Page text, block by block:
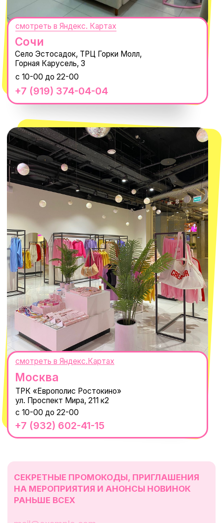
ИП Проворный Алексей Алексеевич
ИНН 667114098580
ОГРНИП 320665800076581
Telegram
WhatsApp
8 800 550-06-92
macrocosm_store@mail.ru
КОНТАКТЫ
Size guide
Обмен и возврат
ПОКУПАТЕЛЯМ
Вакансии
Реквизиты
Магазины
Наши проекты
Новости
Каталог
О КОМПАНИИ
© 2021-2025 Macrocosm ®
14'000+ подписчиков в нашем Telegram-канале
Пользовательское соглашение
Политика обработки персональных
данных